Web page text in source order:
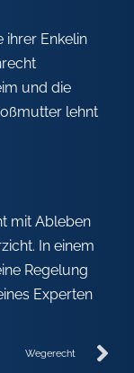
ihrer Enkelin
und die
lehnt
mit Ableben
In einem
Regelung
Experten
Wegerecht